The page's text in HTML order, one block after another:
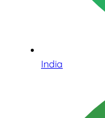
India